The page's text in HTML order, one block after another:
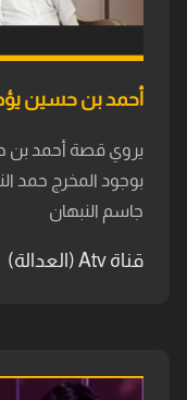
أحمد بن حسين
يروي قصة أحمد بن
بوجود المخرج حمد
جاسم النبهان
قناة Atv (العدالة)